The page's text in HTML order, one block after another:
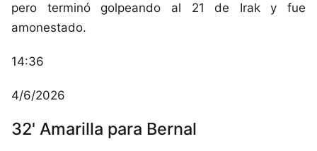
pero terminó golpeando al 21 de Irak y fue
amonestado.
14:36
4/6/2026
32' Amarilla para Bernal